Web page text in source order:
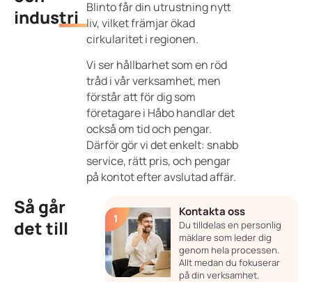
industri Blinto får din utrustning nytt
liv, vilket främjar ökad
cirkularitet i regionen.
Vi ser hållbarhet som en röd
tråd i vår verksamhet, men
förstår att för dig som
företagare i Håbo handlar det
också om tid och pengar.
Därför gör vi det enkelt: snabb
service, rätt pris, och pengar
på kontot efter avslutad affär.
Så går
det till
Kontakta oss
Du tilldelas en personlig
mäklare som leder dig
genom hela processen.
Allt medan du fokuserar
på din verksamhet.